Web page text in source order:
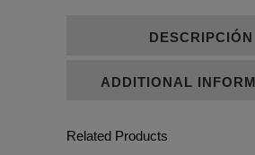
DESCRIPCIÓN
ADDITIONAL
Related Products